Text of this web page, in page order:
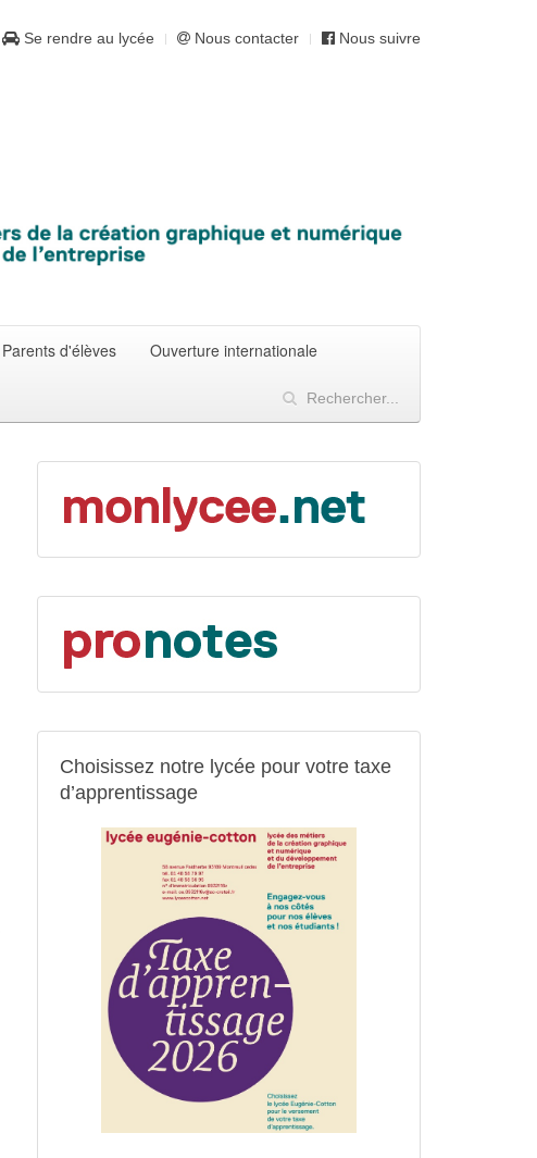
Se rendre au lycée Nous contacter Nous suivre
Parents d'élèves Ouverture internationale
Choisissez notre lycée pour votre taxe
d’apprentissage